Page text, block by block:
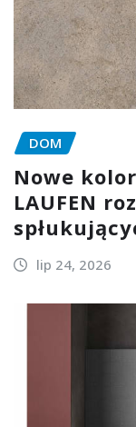
DOM
Nowe
LAUFEN
lip 24, 2026